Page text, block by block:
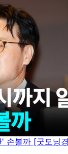
' 손볼까 [굿모닝